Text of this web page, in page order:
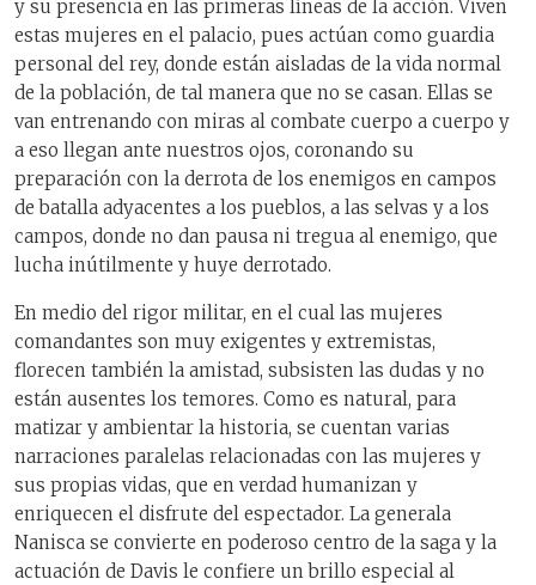
y su presencia en las primeras líneas de la acción. Viven
estas mujeres en el palacio, pues actúan como guardia
personal del rey, donde están aisladas de la vida normal
de la población, de tal manera que no se casan. Ellas se
van entrenando con miras al combate cuerpo a cuerpo y
a eso llegan ante nuestros ojos, coronando su
preparación con la derrota de los enemigos en campos
de batalla adyacentes a los pueblos, a las selvas y a los
campos, donde no dan pausa ni tregua al enemigo, que
lucha inútilmente y huye derrotado.
En medio del rigor militar, en el cual las mujeres
comandantes son muy exigentes y extremistas,
florecen también la amistad, subsisten las dudas y no
están ausentes los temores. Como es natural, para
matizar y ambientar la historia, se cuentan varias
narraciones paralelas relacionadas con las mujeres y
sus propias vidas, que en verdad humanizan y
enriquecen el disfrute del espectador. La generala
Nanisca se convierte en poderoso centro de la saga y la
actuación de Davis le confiere un brillo especial al